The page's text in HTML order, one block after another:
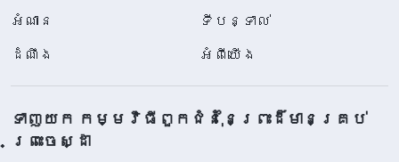
អំណាន
ទីបន្ទាល់
ដំណឹង
អំពីយើង
ទាញយក កម្មវិធីពួកជំនុំនៃព្រះដ៏មានគ្រប់
ព្រះចេស្ដា